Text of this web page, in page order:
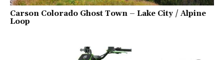
Carson Colorado Ghost Town – Lake City / Alpine
Loop